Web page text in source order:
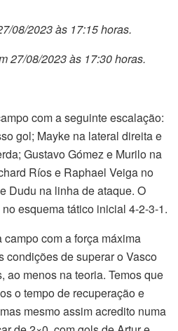
08/2023 às 17:15 horas.
27/08/2023 às 17:30 horas.
com a seguinte escalação:
gol; Mayke na lateral direita e
Gustavo Gómez e Murilo na
Ríos e Raphael Veiga no
Dudu na linha de ataque. O
esquema tático inicial 4-2-3-1.
com a força máxima
condições de superar o Vasco
ao menos na teoria. Temos que
o tempo de recuperação e
mesmo assim acredito numa